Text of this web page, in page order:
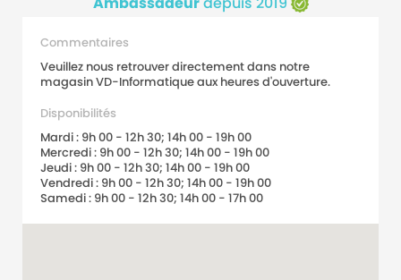
Commentaires
Veuillez nous retrouver directement dans notre
magasin VD-Informatique aux heures d'ouverture.
Disponibilités
Mardi : 9h 00 - 12h 30; 14h 00 - 19h 00
Mercredi : 9h 00 - 12h 30; 14h 00 - 19h 00
Jeudi : 9h 00 - 12h 30; 14h 00 - 19h 00
Vendredi : 9h 00 - 12h 30; 14h 00 - 19h 00
Samedi : 9h 00 - 12h 30; 14h 00 - 17h 00